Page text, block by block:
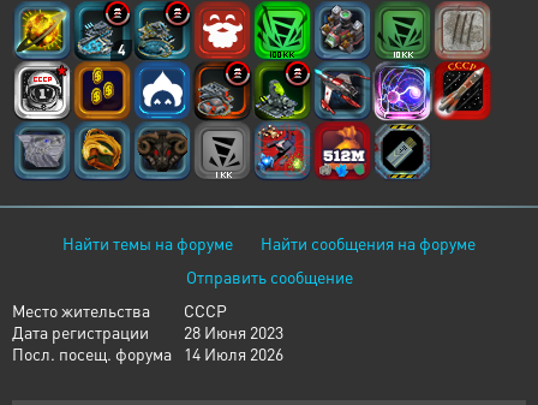
4
Найти темы на форуме
Найти сообщения на форуме
Отправить сообщение
Место жительства
СССР
Дата регистрации
28 Июня 2023
Посл. посещ. форума
14 Июля 2026